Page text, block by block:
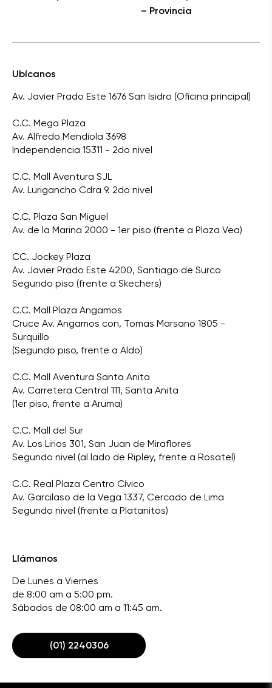
– Provincia
Ubícanos
Av. Javier Prado Este 1676 San Isidro (Oficina principal)
C.C. Mega Plaza
Av. Alfredo Mendiola 3698
Independencia 15311 - 2do nivel
C.C. Mall Aventura SJL
Av. Lurigancho Cdra 9. 2do nivel
C.C. Plaza San Miguel
Av. de la Marina 2000 - 1er piso (frente a Plaza Vea)
CC. Jockey Plaza
Av. Javier Prado Este 4200, Santiago de Surco
Segundo piso (frente a Skechers)
C.C. Mall Plaza Angamos
Cruce Av. Angamos con, Tomas Marsano 1805 -
Surquillo
(Segundo piso, frente a Aldo)
C.C. Mall Aventura Santa Anita
Av. Carretera Central 111, Santa Anita
(1er piso, frente a Aruma)
C.C. Mall del Sur
Av. Los Lirios 301, San Juan de Miraflores
Segundo nivel (al lado de Ripley, frente a Rosatel)
C.C. Real Plaza Centro Cívico
Av. Garcilaso de la Vega 1337, Cercado de Lima
Segundo nivel (frente a Platanitos)
Llámanos
De Lunes a Viernes
de 8:00 am a 5:00 pm.
Sábados de 08:00 am a 11:45 am.
(01) 2240306